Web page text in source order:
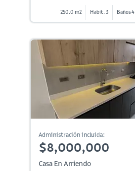
250.0 m2 Habit. 3 Baños 4
Administración incluida:
$8,000,000
Casa En Arriendo